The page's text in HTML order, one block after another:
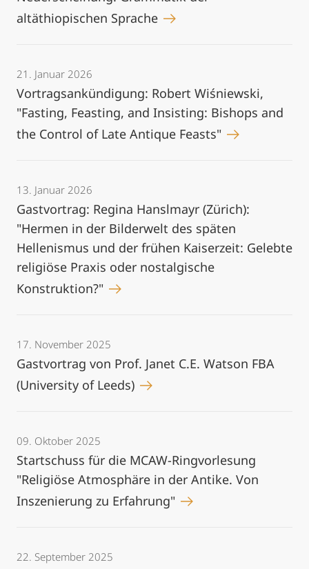
altäthiopischen Sprache
21. Januar 2026
Vortragsankündigung: Robert Wiśniewski,
"Fasting, Feasting, and Insisting: Bishops and
the Control of Late Antique Feasts"
13. Januar 2026
Gastvortrag: Regina Hanslmayr (Zürich):
"Hermen in der Bilderwelt des späten
Hellenismus und der frühen Kaiserzeit: Gelebte
religiöse Praxis oder nostalgische
Konstruktion?"
17. November 2025
Gastvortrag von Prof. Janet C.E. Watson FBA
(University of Leeds)
09. Oktober 2025
Startschuss für die MCAW-Ringvorlesung
"Religiöse Atmosphäre in der Antike. Von
Inszenierung zu Erfahrung"
22. September 2025